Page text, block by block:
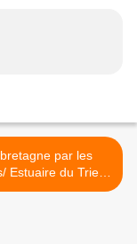
par les
Estuaire du Trieux
>